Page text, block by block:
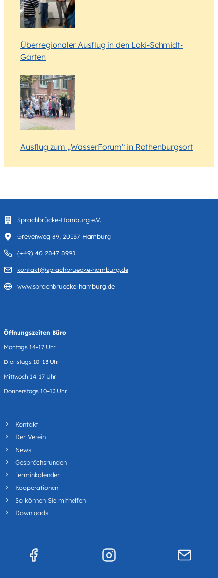
Überregionaler Ausflug in den Loki-Schmidt-
Garten
Ausflug zum „WasserForum“ in Rothenburgsort
Sprachbrücke-Hamburg e.V.
Grevenweg 89, 20537 Hamburg
(+49) 40 2847 8998
kontakt@sprachbruecke-hamburg.de
www.sprachbruecke-hamburg.de
Öffnungszeiten Büro
Montags 14–17 Uhr
Dienstags 10–13 Uhr
Mittwoch 14–17 Uhr
Donnerstags 10–13 Uhr
Kontakt
Der Verein
News
Gesprächsrunden
Terminkalender
Kooperationen
So können Sie mithelfen
Downloads